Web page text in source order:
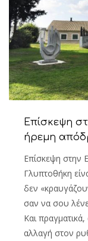
Επίσκεψη
ήρεμη
Επίσκεψη στην
Γλυπτοθήκη
δεν
σαν να σου
Και
αλλαγή στον